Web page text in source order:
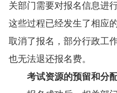
关部门需要对报名信息进
这些过程已经发生了相应
取消了报名，部分行政工
也无法退还报名费。
考试资源的预留和分